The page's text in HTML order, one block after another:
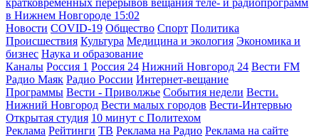
кратковременных перерывов вещания теле- и радиопрограмм
в Нижнем Новгороде 15:02
Новости COVID-19 Общество Спорт Политика
Происшествия Культура Медицина и экология Экономика и
бизнес Наука и образование
Каналы Россия 1 Россия 24 Нижний Новгород 24 Вести FM
Радио Маяк Радио России Интернет-вещание
Программы Вести - Приволжье События недели Вести.
Нижний Новгород Вести малых городов Вести-Интервью
Открытая студия 10 минут с Политехом
Реклама Рейтинги ТВ Реклама на Радио Реклама на сайте